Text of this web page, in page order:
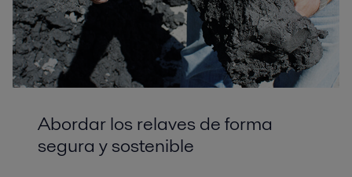
Abordar los relaves de forma
segura y sostenible